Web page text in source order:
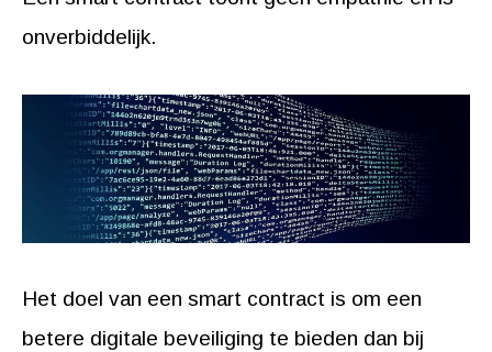
onverbiddelijk.
Het doel van een smart contract is om een
betere digitale beveiliging te bieden dan bij